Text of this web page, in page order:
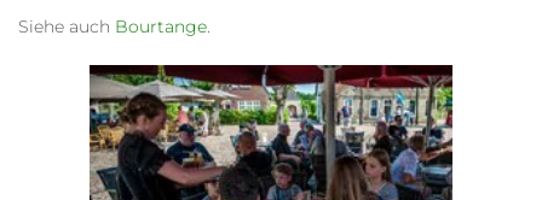
Siehe auch Bourtange.